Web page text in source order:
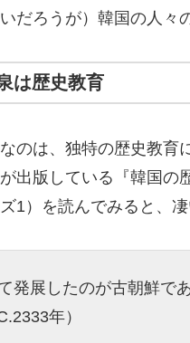
だろうが）韓国の人々
は歴史教育
のは、独特の歴史教育
出版している『韓国の
1）を読んでみると、凄
発展したのが古朝鮮で
年）